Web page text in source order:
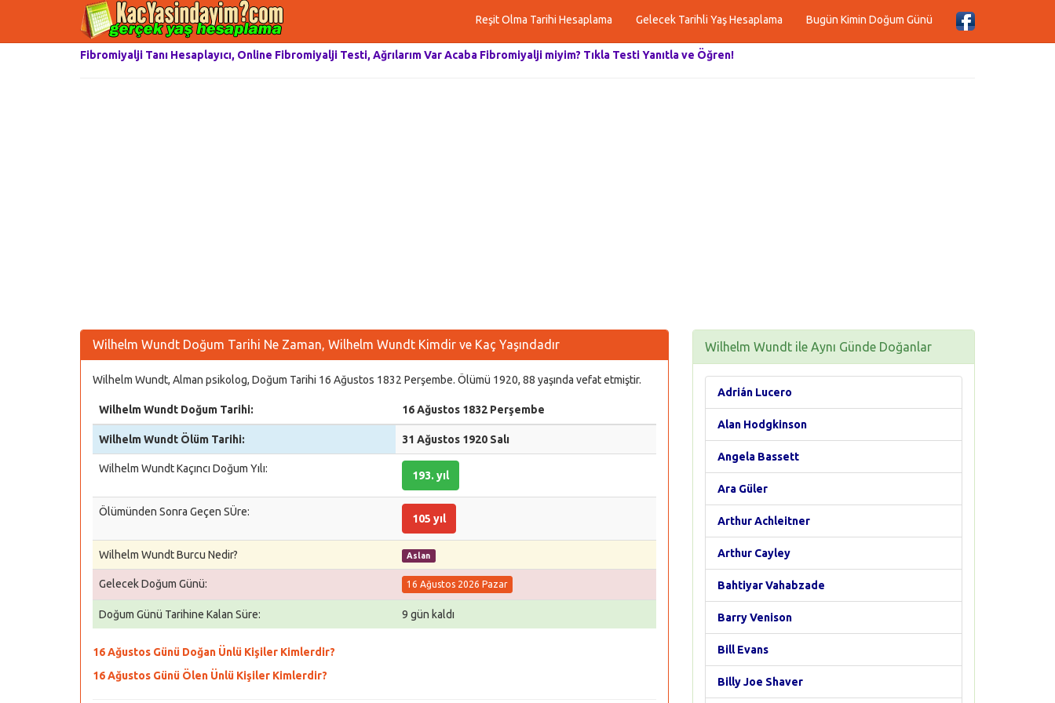
Reşit Olma Tarihi Hesaplama Gelecek Tarihli Yaş Hesaplama Bugün Kimin Doğum Günü
Fibromiyalji Tanı Hesaplayıcı, Online Fibromiyalji Testi, Ağrılarım Var Acaba Fibromiyalji miyim? Tıkla Testi Yanıtla ve Öğren!
Wilhelm Wundt Doğum Tarihi Ne Zaman, Wilhelm Wundt Kimdir ve Kaç Yaşındadır
Wilhelm Wundt, Alman psikolog, Doğum Tarihi 16 Ağustos 1832 Perşembe. Ölümü 1920, 88 yaşında vefat etmiştir.
Wilhelm Wundt Doğum Tarihi: 16 Ağustos 1832 Perşembe
Wilhelm Wundt Ölüm Tarihi: 31 Ağustos 1920 Salı
Wilhelm Wundt Kaçıncı Doğum Yılı:
193. yıl
Ölümünden Sonra Geçen SÜre:
105 yıl
Wilhelm Wundt Burcu Nedir? Aslan
Gelecek Doğum Günü: 16 Ağustos 2026 Pazar
Doğum Günü Tarihine Kalan Süre: 9 gün kaldı
16 Ağustos Günü Doğan Ünlü Kişiler Kimlerdir?
16 Ağustos Günü Ölen Ünlü Kişiler Kimlerdir?
Wilhelm Wundt ile Aynı Günde Doğanlar
Adrián Lucero
Alan Hodgkinson
Angela Bassett
Ara Güler
Arthur Achleitner
Arthur Cayley
Bahtiyar Vahabzade
Barry Venison
Bill Evans
Billy Joe Shaver